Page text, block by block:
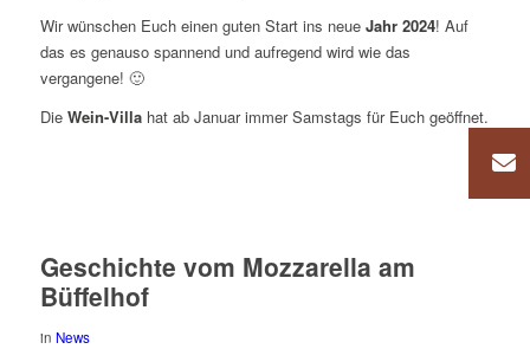
Wir wünschen Euch einen guten Start ins neue Jahr 2024! Auf
das es genauso spannend und aufregend wird wie das
vergangene! 🙂
Die Wein-Villa hat ab Januar immer Samstags für Euch geöffnet.
Geschichte vom Mozzarella am
Büffelhof
in News